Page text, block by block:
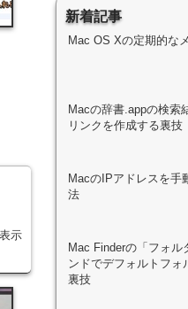
示
新着記事
Mac OS Xの定期的な
Macの辞書.appの検索
リンクを作成する裏技
MacのIPアドレスを手
法
Mac Finderの「フォル
ンドでデフォルトフォ
裏技